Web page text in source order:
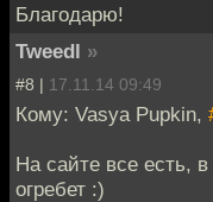
Благодарю!
Tweedl »
#8 | 17.11.14 09:49
Кому: Vasya Pupkin,
На сайте все есть, в
огребет :)